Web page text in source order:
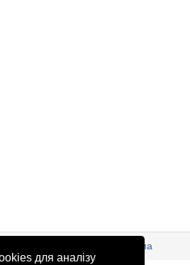
для аналізу
Реклама